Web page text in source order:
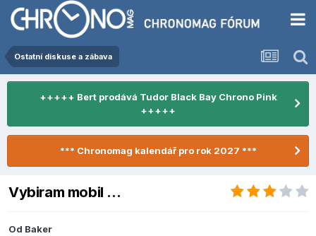
Ostatní diskuse a zábava
+++++ Bert prodává Tudor Black Bay Chrono Pink
+++++
*** Chronomag kalendář pro rok 2027 ***
Vybiram mobil ...
Od Baker